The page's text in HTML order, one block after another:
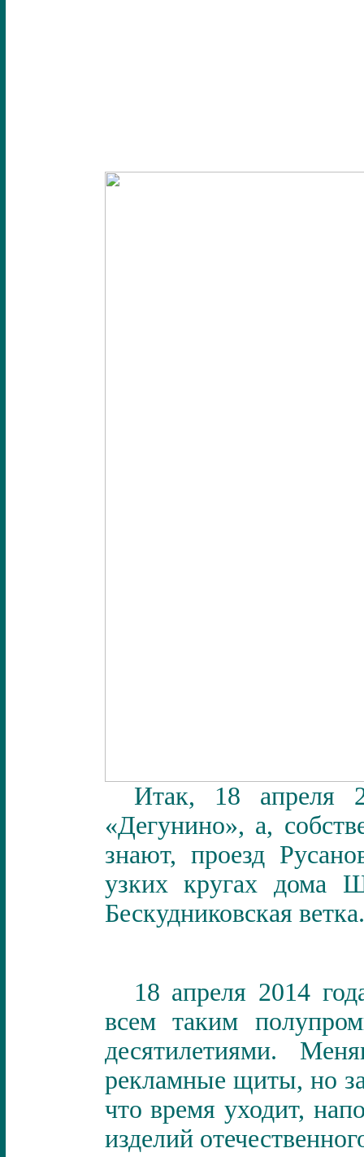
Итак, 18 апреля
«Дегунино», а,
знают, проезд
узких кругах дома
Бескудниковская ветка.
18 апреля 2014
всем таким
десятилетиями.
рекламные щиты, но
что время уходит,
изделий